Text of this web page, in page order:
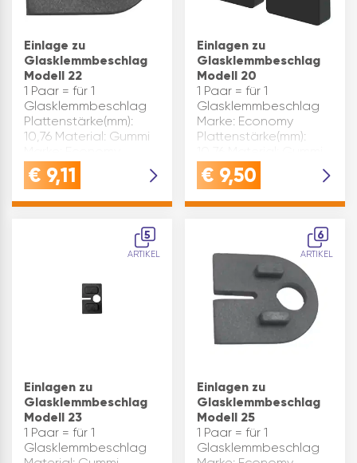
Einlage zu
Glasklemmbeschlag
Modell 22
1 Paar = für 1
Glasklemmbeschlag
Plattenstärke(mm):
10,76 Material: Gummi
Ausführung: rund
Inhaltsangabe (PAA): 1
€ 9,11
Einlagen zu
Glasklemmbeschlag
Modell 20
1 Paar = für 1
Glasklemmbeschlag
Marke: Economy
Plattenstärke(mm):
Ausführung: rund
Inhaltsangabe (PAA): 1
€ 9,50
5
ARTIKEL
Einlagen zu
Glasklemmbeschlag
Modell 23
1 Paar = für 1
Glasklemmbeschlag
6
ARTIKEL
Einlagen zu
Glasklemmbeschlag
Modell 25
1 Paar = für 1
Glasklemmbeschlag